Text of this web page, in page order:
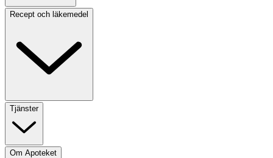
Recept och läkemedel
Tjänster
Om Apoteket